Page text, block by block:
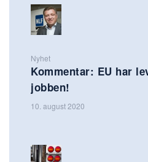
Nyhet
Kommentar: EU har
jobben!
10. august 2020